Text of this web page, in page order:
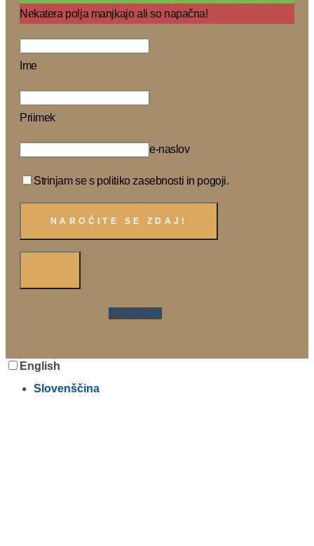
Nekatera polja manjkajo ali so napačna!
Ime
Priimek
e-naslov
Strinjam se s politiko zasebnosti in pogoji.
Facebook
English
Slovenščina